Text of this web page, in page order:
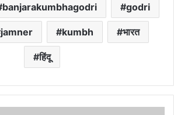
banjarakumbhagodri godri
jamner kumbh भारत
हिंदू